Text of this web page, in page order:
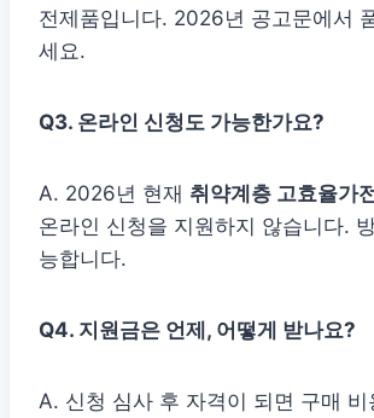
전제품입니다. 2026년 공고문에서
세요.
Q3. 온라인 신청도 가능한가요?
A. 2026년 현재 취약계층 고효율가
온라인 신청을 지원하지 않습니다.
능합니다.
Q4. 지원금은 언제, 어떻게 받나요?
A. 신청 심사 후 자격이 되면 구매 비